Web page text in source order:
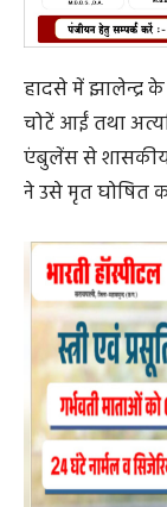
हादसे में झालेन्द्र
चोटें आईं तथा
एंबुलेंस से शासकीय
ने उसे मृत घोषित